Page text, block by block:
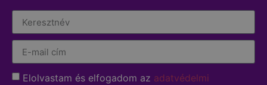
Elolvastam és elfogadom az adatvédelmi